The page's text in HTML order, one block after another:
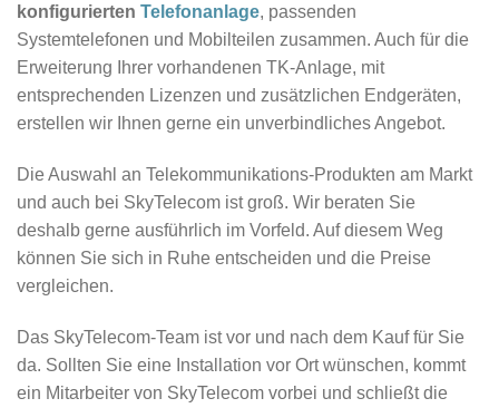
konfigurierten Telefonanlage, passenden
Systemtelefonen und Mobilteilen zusammen. Auch für die
Erweiterung Ihrer vorhandenen TK-Anlage, mit
entsprechenden Lizenzen und zusätzlichen Endgeräten,
erstellen wir Ihnen gerne ein unverbindliches Angebot.
Die Auswahl an Telekommunikations-Produkten am Markt
und auch bei SkyTelecom ist groß. Wir beraten Sie
deshalb gerne ausführlich im Vorfeld. Auf diesem Weg
können Sie sich in Ruhe entscheiden und die Preise
vergleichen.
Das SkyTelecom-Team ist vor und nach dem Kauf für Sie
da. Sollten Sie eine Installation vor Ort wünschen, kommt
ein Mitarbeiter von SkyTelecom vorbei und schließt die